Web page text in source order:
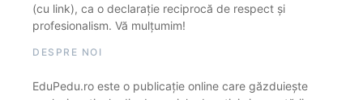
(cu link), ca o declarație reciprocă de respect și
profesionalism. Vă mulțumim!
DESPRE NOI
EduPedu.ro este o publicație online care găzduiește